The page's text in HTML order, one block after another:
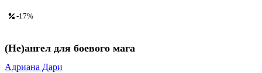
-17%
(Не)ангел для боевого мага
Адриана Дари